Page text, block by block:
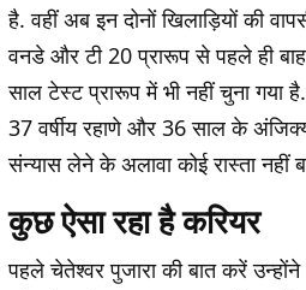
है. वहीं अब इन दोनों खिलाड़ियों की
वनडे और टी 20 प्रारूप से पहले ही
साल टेस्ट प्रारूप में भी नहीं चुना गया
37 वर्षीय रहाणे और 36 साल के
संन्यास लेने के अलावा कोई रास्ता नहीं
कुछ ऐसा रहा है करियर
पहले चेतेश्वर पुजारा की बात करें